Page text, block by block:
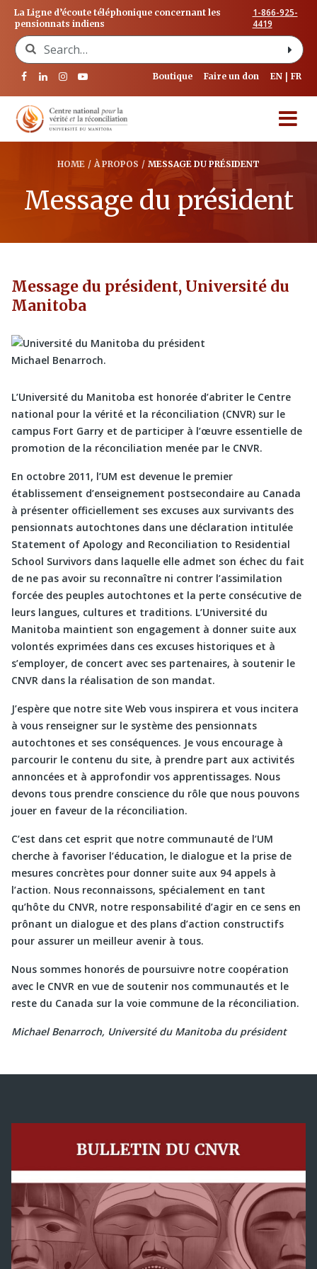
La Ligne d’écoute téléphonique concernant les
pensionnats indiens
1-866-925-
4419
Search for:
Boutique Faire un don EN FR
HOME / À PROPOS / MESSAGE DU PRÉSIDENT
Message du président
Message du président, Université du
Manitoba
L’Université du Manitoba est honorée d’abriter le Centre
national pour la vérité et la réconciliation (CNVR) sur le
campus Fort Garry et de participer à l’œuvre essentielle de
promotion de la réconciliation menée par le CNVR.
En octobre 2011, l’UM est devenue le premier
établissement d’enseignement postsecondaire au Canada
à présenter officiellement ses excuses aux survivants des
pensionnats autochtones dans une déclaration intitulée
Statement of Apology and Reconciliation to Residential
School Survivors dans laquelle elle admet son échec du fait
de ne pas avoir su reconnaître ni contrer l’assimilation
forcée des peuples autochtones et la perte consécutive de
leurs langues, cultures et traditions. L’Université du
Manitoba maintient son engagement à donner suite aux
volontés exprimées dans ces excuses historiques et à
s’employer, de concert avec ses partenaires, à soutenir le
CNVR dans la réalisation de son mandat.
J’espère que notre site Web vous inspirera et vous incitera
à vous renseigner sur le système des pensionnats
autochtones et ses conséquences. Je vous encourage à
parcourir le contenu du site, à prendre part aux activités
annoncées et à approfondir vos apprentissages. Nous
devons tous prendre conscience du rôle que nous pouvons
jouer en faveur de la réconciliation.
C’est dans cet esprit que notre communauté de l’UM
cherche à favoriser l’éducation, le dialogue et la prise de
mesures concrètes pour donner suite aux 94 appels à
l’action. Nous reconnaissons, spécialement en tant
qu’hôte du CNVR, notre responsabilité d’agir en ce sens en
prônant un dialogue et des plans d’action constructifs
pour assurer un meilleur avenir à tous.
Nous sommes honorés de poursuivre notre coopération
avec le CNVR en vue de soutenir nos communautés et le
reste du Canada sur la voie commune de la réconciliation.
Michael Benarroch, Université du Manitoba du président